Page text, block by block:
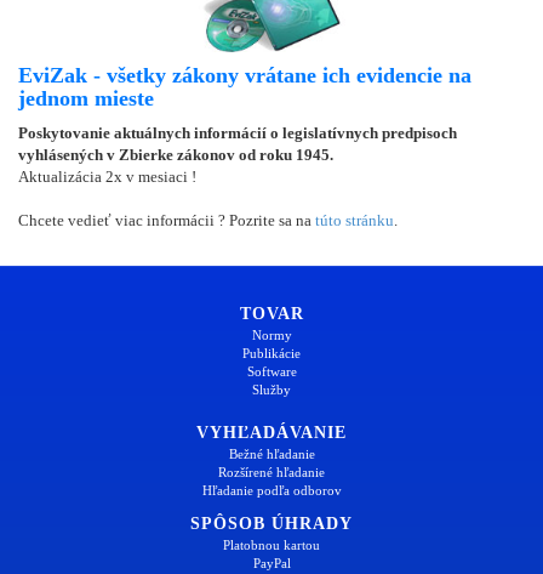
EviZak - všetky zákony vrátane ich evidencie na
jednom mieste
Poskytovanie aktuálnych informácií o legislatívnych predpisoch
vyhlásených v Zbierke zákonov od roku 1945.
Aktualizácia 2x v mesiaci !
Chcete vedieť viac informácii ? Pozrite sa na túto stránku
TOVAR
Normy
Publikácie
Software
Služby
VYHĽADÁVANIE
Bežné hľadanie
Rozšírené hľadanie
Hľadanie podľa odborov
SPÔSOB ÚHRADY
Platobnou kartou
PayPal